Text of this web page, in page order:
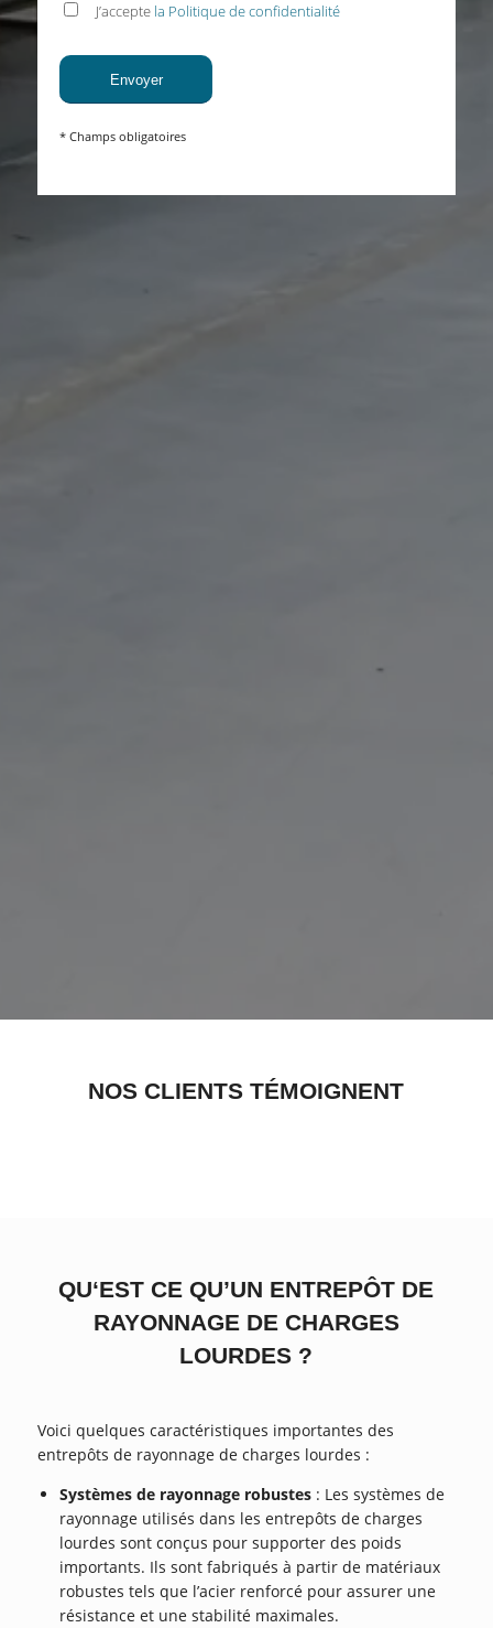
J’accepte la Politique de confidentialité
* Champs obligatoires
NOS CLIENTS TÉMOIGNENT
QU‘EST CE QU’UN ENTREPÔT DE
RAYONNAGE DE CHARGES
LOURDES ?
Voici quelques caractéristiques importantes des
entrepôts de rayonnage de charges lourdes :
Systèmes de rayonnage robustes : Les systèmes de
rayonnage utilisés dans les entrepôts de charges
lourdes sont conçus pour supporter des poids
importants. Ils sont fabriqués à partir de matériaux
robustes tels que l’acier renforcé pour assurer une
résistance et une stabilité maximales.